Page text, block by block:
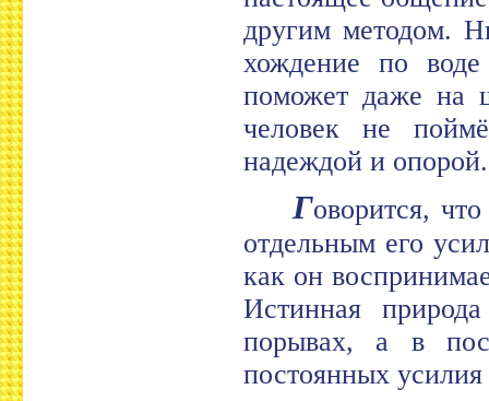
другим методом.
хождение по
поможет даже на
человек не
надеждой и опорой.
Говорится,
отдельным его
как он
Истинная
порывах, а в
постоянных